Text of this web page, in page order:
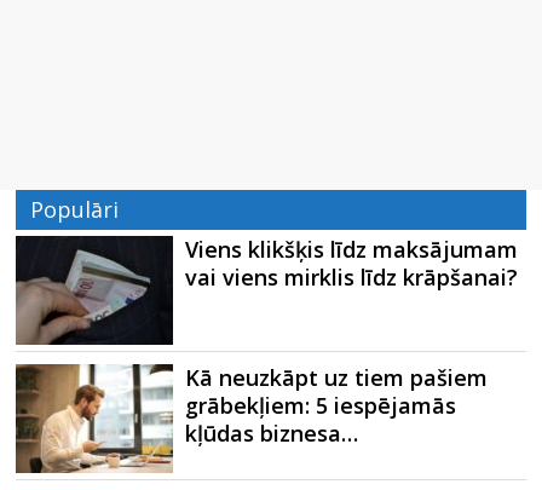
Populāri
Viens klikšķis līdz maksājumam
vai viens mirklis līdz krāpšanai?
Kā neuzkāpt uz tiem pašiem
grābekļiem: 5 iespējamās
kļūdas biznesa…